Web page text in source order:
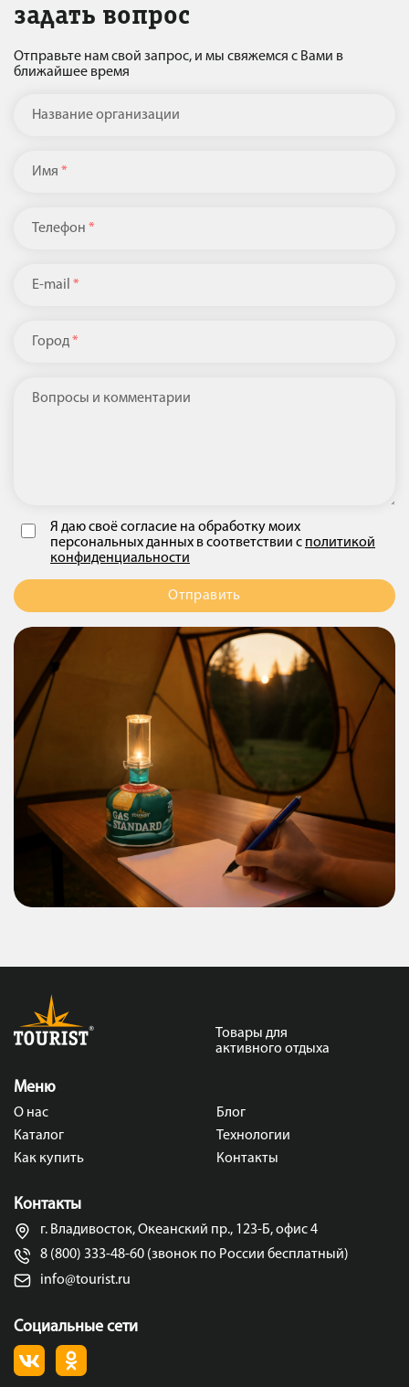
задать вопрос
Отправьте нам свой запрос, и мы свяжемся с Вами в
ближайшее время
Название организации
Имя *
Телефон *
E-mail *
Город*
Вопросы и комментарии
Я даю своё согласие на обработку моих
персональных данных в соответствии с политикой
конфиденциальности
Отправить
Товары для
активного отдыха
Меню
О нас
Каталог
Как купить
Блог
Технологии
Контакты
Контакты
г. Владивосток, Океанский пр., 123-Б, офис 4
8 (800) 333-48-60 (звонок по России бесплатный)
info@tourist.ru
Социальные сети